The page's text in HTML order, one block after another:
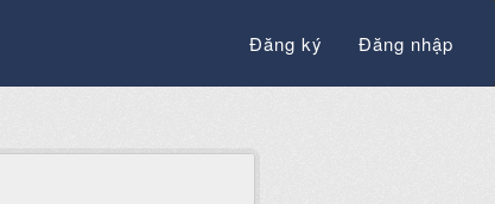
Đăng ký Đăng nhập